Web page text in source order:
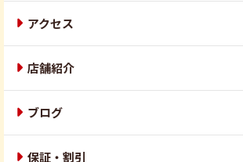
アクセス
店舗紹介
ブログ
保証・割引